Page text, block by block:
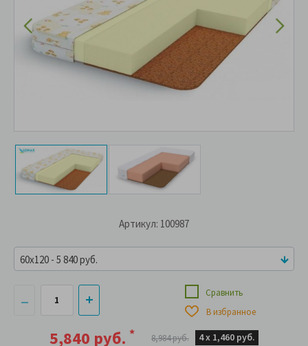
Артикул: 100987
5,840 руб. * 8,984 руб. 4 х 1,460 руб.
Сравнить
В избранное
60x120 - 5 840 руб.